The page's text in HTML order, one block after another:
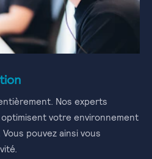
Nos experts
votre environnement
pouvez ainsi vous